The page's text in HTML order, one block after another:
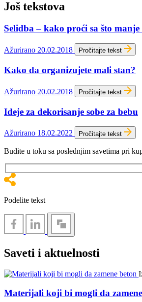
Još tekstova
Selidba – kako proći sa što manje
Ažurirano 20.02.2018 Pročitajte tekst
Kako da organizujete mali stan?
Ažurirano 20.02.2018 Pročitajte tekst
Ideje za dekorisanje sobe za bebu
Ažurirano 18.02.2022 Pročitajte tekst
Budite u toku sa poslednjim savetima pri
Podelite tekst
Saveti i aktuelnosti
Materijali koji bi mogli da